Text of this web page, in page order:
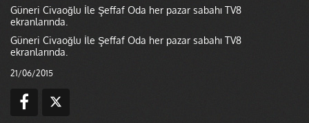
Güneri Civaoğlu İle Şeffaf Oda her pazar sabahı TV8
ekranlarında.
Güneri Civaoğlu İle Şeffaf Oda her pazar sabahı TV8
ekranlarında.
21/06/2015